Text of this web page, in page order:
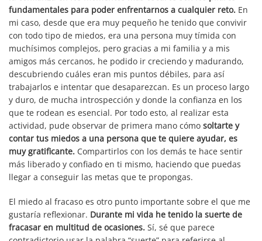
fundamentales para poder enfrentarnos a cualquier reto. En
mi caso, desde que era muy pequeño he tenido que convivir
con todo tipo de miedos, era una persona muy tímida con
muchísimos complejos, pero gracias a mi familia y a mis
amigos más cercanos, he podido ir creciendo y madurando,
descubriendo cuáles eran mis puntos débiles, para así
trabajarlos e intentar que desaparezcan. Es un proceso largo
y duro, de mucha introspección y donde la confianza en los
que te rodean es esencial. Por todo esto, al realizar esta
actividad, pude observar de primera mano cómo soltarte y
contar tus miedos a una persona que te quiere ayudar, es
muy gratificante. Compartirlos con los demás te hace sentir
más liberado y confiado en ti mismo, haciendo que puedas
llegar a conseguir las metas que te propongas.
El miedo al fracaso es otro punto importante sobre el que me
gustaría reflexionar. Durante mi vida he tenido la suerte de
fracasar en multitud de ocasiones. Sí, sé que parece